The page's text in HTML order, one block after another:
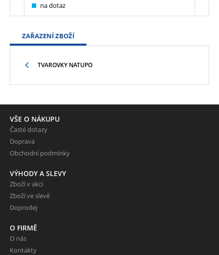
na dotaz
ZAŘAZENÍ ZBOŽÍ
TVAROVKY NATUPO
VŠE O NÁKUPU
Časté dotazy
Doprava
Obchodní podmínky
VÝHODY A SLEVY
Zboží v akci
Zboží ve slevě
Doprodej
O FIRMĚ
O nás
Kontakty